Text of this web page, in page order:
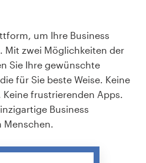
um Ihre Business
Mit zwei Möglichkeiten der
Sie Ihre gewünschte
für Sie beste Weise. Keine
Keine frustrierenden Apps.
Business
Menschen.